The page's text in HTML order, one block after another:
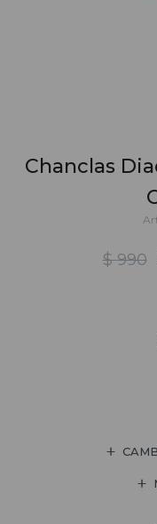
Chanclas
$ 990